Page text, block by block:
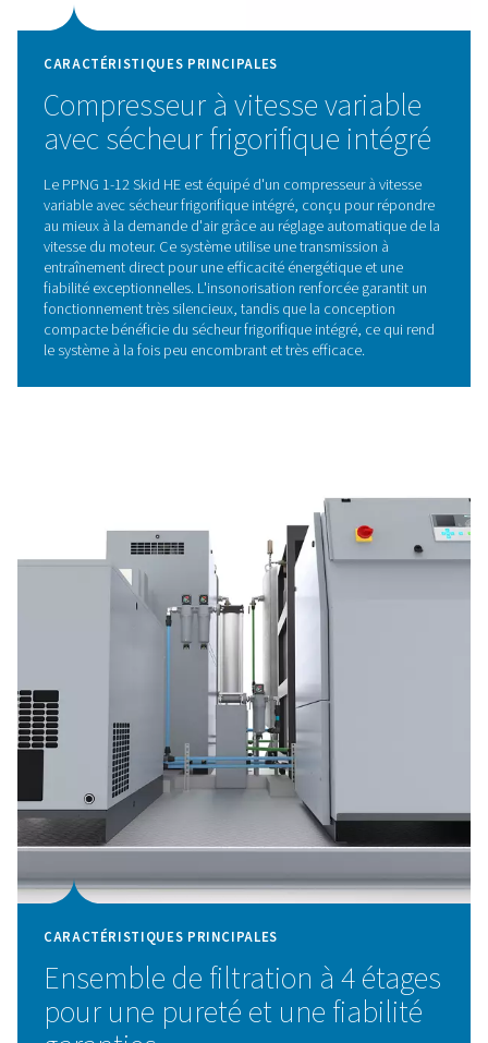
Pressure Swing
Le PPNG 1-12 Skid HE intègre la technologie
d'adsorption modulée en pression (PSA, Pressure
adsorption) dans une solution compacte sur skid pour
l'azote de haute pureté avec une efficacité
technologie sépare l'azote des autres gaz
fonction des caractéristiques d'adsorption sous
pressions. L'air est dirigé à travers des réservoirs
tamis moléculaires carbonés (CMS), qui captent de
sélective l'oxygène et les contaminants, permettant le
de l'azote pur. En alternant entre les pressions haute
les CMS sont régénérés, garantissant ainsi une
azote fiable et constante.